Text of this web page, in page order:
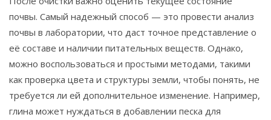
почвы. Самый надежный способ — это провести анализ
почвы в лаборатории, что даст точное представление о
её составе и наличии питательных веществ. Однако,
можно воспользоваться и простыми методами, такими
как проверка цвета и структуры земли, чтобы понять, не
требуется ли ей дополнительное изменение. Например,
глина может нуждаться в добавлении песка для